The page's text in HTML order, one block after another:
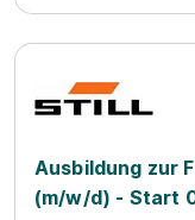
Ausbildung zur
(m/w/d) - Start